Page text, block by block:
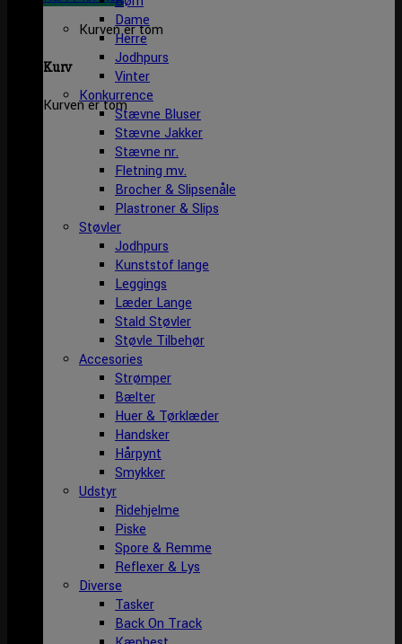
Kurven er tom
Kurv
Kurven er tom
Dame
Herre
Jodhpurs
Vinter
Konkurrence
Stævne Bluser
Stævne Jakker
Stævne nr.
Fletning mv.
Brocher & Slipsenåle
Plastroner & Slips
Støvler
Jodhpurs
Kunststof lange
Leggings
Læder Lange
Stald Støvler
Støvle Tilbehør
Accesories
Strømper
Bælter
Huer & Tørklæder
Handsker
Hårpynt
Smykker
Udstyr
Ridehjelme
Piske
Spore & Remme
Reflexer & Lys
Diverse
Tasker
Back On Track